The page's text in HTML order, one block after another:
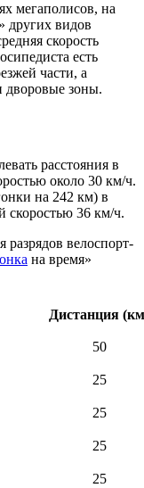
мегаполисов, на
других видов
скорость
есть
части, а
дворовые зоны.
расстояния в
около 30 км/ч.
на 242 км) в
скоростью 36 км/ч.
велоспорт-
на время»
Дистанция
50
25
25
25
25